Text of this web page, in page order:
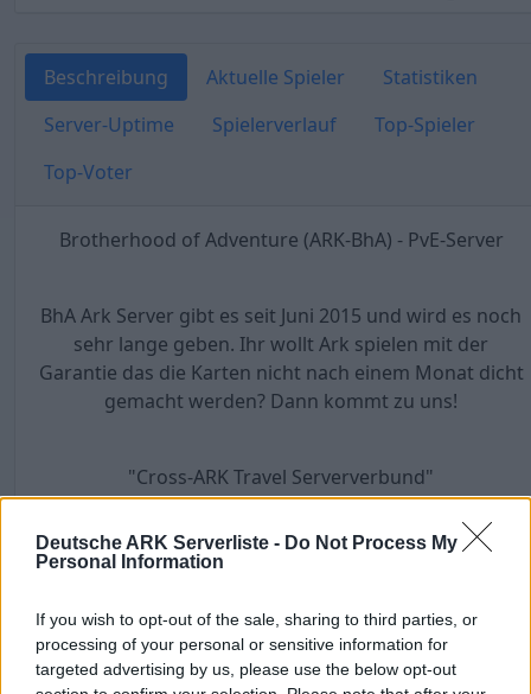
Deutsche ARK Serverliste - Do Not Process My
Personal Information
If you wish to opt-out of the sale, sharing to third parties, or
processing of your personal or sensitive information for
targeted advertising by us, please use the below opt-out
Beschreibung Aktuelle Spieler
Statistiken
Server-Uptime
Spielerverlauf
Top-Spieler
Top-Voter
Brotherhood of Adventure (ARK-BhA) - PvE-Server
BhA Ark Server gibt es seit Juni 2015 und wird es noch
sehr lange geben. Ihr wollt Ark spielen mit der
Garantie das die Karten nicht nach einem Monat dicht
gemacht werden? Dann kommt zu uns!
"Cross-ARK Travel Serververbund"
Island
Center
Scorched Earth
Aberration
Ragnarok
Valguero